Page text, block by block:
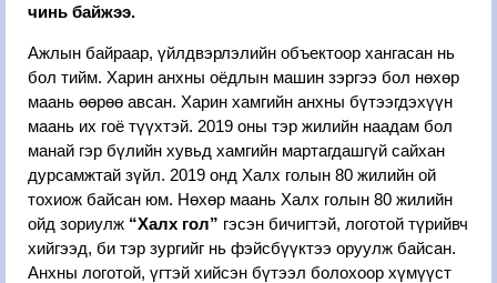
чинь байжээ.
Ажлын байраар, үйлдвэрлэлийн объектоор хангасан нь
бол тийм. Харин анхны оёдлын машин зэргээ бол нөхөр
маань өөрөө авсан. Харин хамгийн анхны бүтээгдэхүүн
маань их гоё түүхтэй. 2019 оны тэр жилийн наадам бол
манай гэр бүлийн хувьд хамгийн мартагдашгүй сайхан
дурсамжтай зүйл. 2019 онд Халх голын 80 жилийн ой
тохиож байсан юм. Нөхөр маань Халх голын 80 жилийн
ойд зориулж “Халх гол” гэсэн бичигтэй, логотой түрийвч
хийгээд, би тэр зургийг нь фэйсбүүктээ оруулж байсан.
Анхны логотой, үгтэй хийсэн бүтээл болохоор хүмүүст